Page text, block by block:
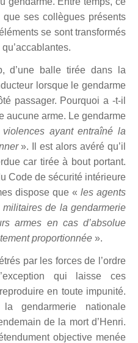
ses collègues présents
se sont transformés
d’une balle tirée dans la
lorsque le gendarme
passager. Pourquoi a -t-il
aucune arme. Le gendarme
violences ayant entraîné la
». Il est alors avéré qu’il
car tirée à bout portant.
Code de sécurité intérieure
dispose que « les agents
de la gendarmerie
armes en cas d’absolue
proportionnée ».
par les forces de l’ordre
qui laisse ces
en toute impunité.
la gendarmerie nationale
de la mort d’Henri.
objective menée